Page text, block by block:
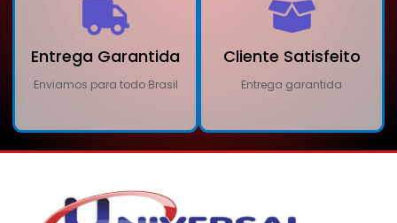
Entrega Garantida
Enviamos para todo Brasil
Cliente Satisfeito
Entrega garantida